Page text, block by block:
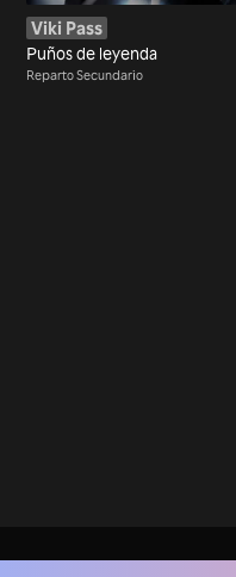
Viki Pass
Puños de leyenda
Reparto Secundario